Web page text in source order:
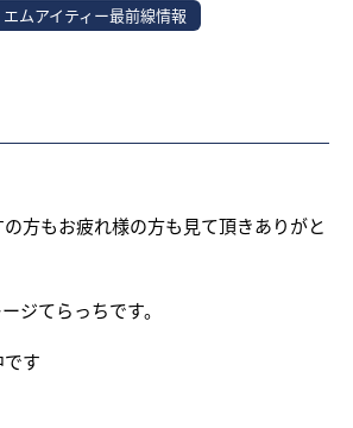
エムアイティー最前線情報
方もお疲れ様の方も見て頂きありがと
ジてらっちです。
す